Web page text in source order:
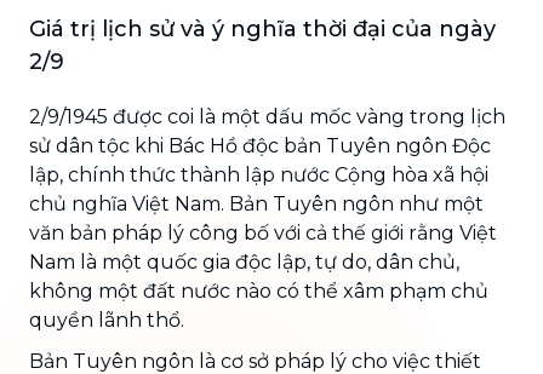
Giá trị lịch sử và ý nghĩa thời đại của ngày
2/9
2/9/1945 được coi là một dấu mốc vàng trong lịch
sử dân tộc khi Bác Hồ độc bản Tuyên ngôn Độc
lập, chính thức thành lập nước Cộng hòa xã hội
chủ nghĩa Việt Nam. Bản Tuyên ngôn như một
văn bản pháp lý công bố với cả thế giới rằng Việt
Nam là một quốc gia độc lập, tự do, dân chủ,
không một đất nước nào có thể xâm phạm chủ
quyền lãnh thổ.
Bản Tuyên ngôn là cơ sở pháp lý cho việc thiết